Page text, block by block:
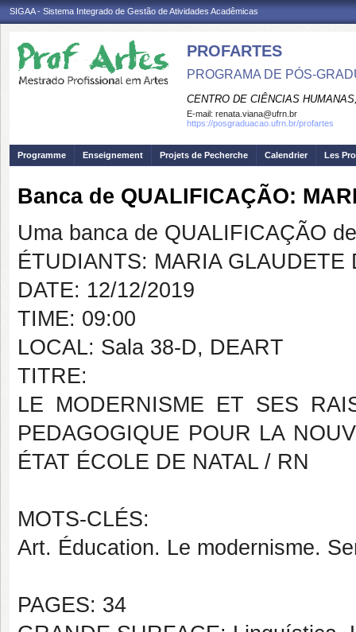
SIGAA - Sistema Integrado de Gestão de Atividades Acadêmicas
PROFARTES
PROGRAMA DE PÓS-
CENTRO DE CIÊNCIAS
E-mail: renata.viana@ufrn.br
https://posgraduacao.ufrn.br/profartes
Programme Enseignement Projets de Pecherche Calendrier Les
Banca de QUALIFICAÇÃO:
Uma banca de QUALIFICAÇÃO
ÉTUDIANTS: MARIA GLAUDETE
DATE: 12/12/2019
TIME: 09:00
LOCAL: Sala 38-D, DEART
TITRE:
LE MODERNISME ET SES
PEDAGOGIQUE POUR LA
ÉTAT ÉCOLE DE NATAL / RN
MOTS-CLÉS:
Art. Éducation. Le modernisme.
PAGES: 34